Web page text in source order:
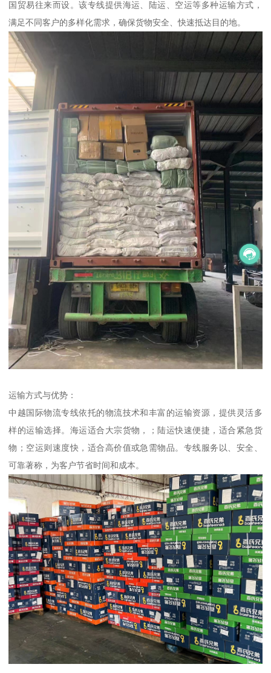
国贸易往来而设。该专线提供海运、陆运、空运等多种运输方式，
满足不同客户的多样化需求，确保货物安全、快速抵达目的地。
运输方式与优势：
中越国际物流专线依托的物流技术和丰富的运输资源，提供灵活多
样的运输选择。海运适合大宗货物，；陆运快速便捷，适合紧急货
物；空运则速度快，适合高价值或急需物品。专线服务以、安全、
可靠著称，为客户节省时间和成本。